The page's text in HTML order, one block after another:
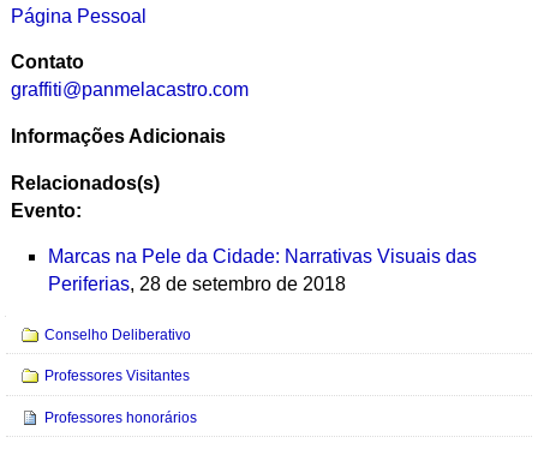
Página Pessoal
Contato
graffiti@panmelacastro.com
Informações Adicionais
Relacionados(s)
Evento:
Marcas na Pele da Cidade: Narrativas Visuais das
Periferias, 28 de setembro de 2018
Navegação
Conselho Deliberativo
Professores Visitantes
Professores honorários